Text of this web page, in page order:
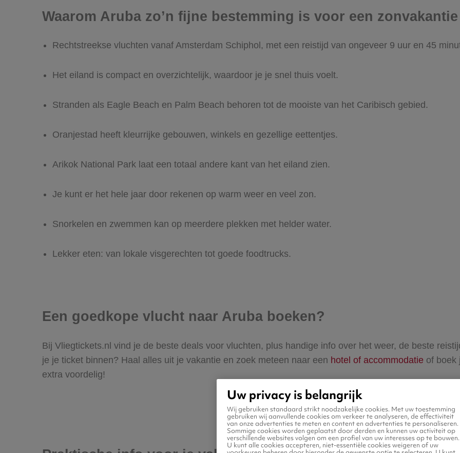
Waarom Aruba zo’n fijne bestemming is voor een zonvakantie
Rechtstreekse vluchten vanaf Amsterdam Schiphol, met een reistijd van ongeveer 9 uur en 45
Het eiland is compact en overzichtelijk, waardoor je je snel thuis voelt.
Stranden als Eagle Beach en Palm Beach behoren tot de mooiste van het Caribisch gebied.
Oranjestad heeft kleurrijke gebouwen, winkels en gezellige eettentjes.
Arikok National Park laat een totaal andere kant van het eiland zien.
Je kunt er het hele jaar door rekenen op warm weer en veel zon.
Snorkelen en zwemmen kan op meerdere plekken met helder water.
Lekker eten: van lokale visgerechten tot goede foodtrucks.
Een goedkope vlucht naar Aruba boeken?
Bij Vliegtickets.nl vind je de beste deals voor vluchten, plus handige info over het weer, de beste
je je ticket binnen? Haal alles uit je vakantie en zoek meteen naar een hotel of accommodatie of
extra voordelig!
Uw privacy is belangrijk
Wij gebruiken standaard strikt noodzakelijke cookies. Met uw toestemming
gebruiken wij aanvullende cookies om verkeer te analyseren, de effectiviteit
van onze advertenties te meten en content en advertenties te personaliseren.
Sommige cookies worden geplaatst door derden en kunnen uw activiteit op
verschillende websites volgen om een profiel van uw interesses op te bouwen.
U kunt alle cookies accepteren, niet-essentiële cookies weigeren of uw